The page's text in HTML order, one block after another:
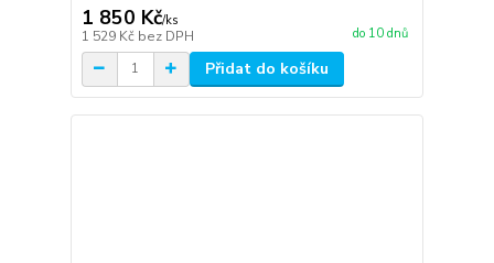
1 850 Kč/ks
1 529 Kč bez DPH do 10 dnů
Přidat do košíku